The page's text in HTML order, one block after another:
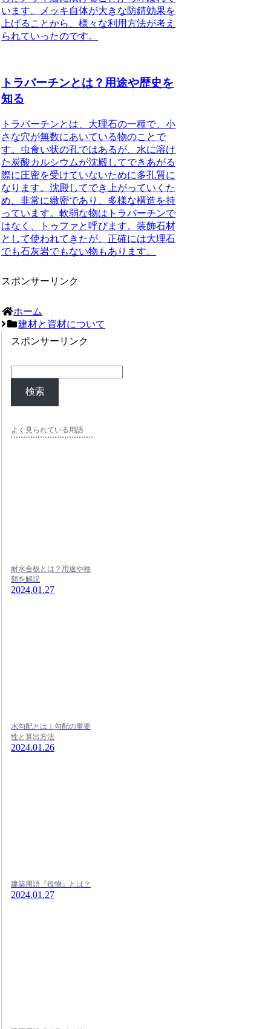
います。メッキ自体が大きな防錆効果を
上げることから、様々な利用方法が考え
られていったのです。
トラバーチンとは？用途や歴史を
知る
トラバーチンとは、大理石の一種で、小
さな穴が無数にあいている物のことで
す。虫食い状の孔ではあるが、水に溶け
た炭酸カルシウムが沈殿してできあがる
際に圧密を受けていないために多孔質に
なります。沈殿してでき上がっていくた
め、非常に緻密であり、多様な構造を持
っています。軟弱な物はトラバーチンで
はなく、トゥファと呼びます。装飾石材
として使われてきたが、正確には大理石
でも石灰岩でもない物もあります。
スポンサーリンク
ホーム
建材と資材について
スポンサーリンク
検索
よく見られている用語
耐水合板とは？用途や種
類を解説
2024.01.27
水勾配とは｜勾配の重要
性と算出方法
2024.01.26
建築用語『役物』とは？
2024.01.27